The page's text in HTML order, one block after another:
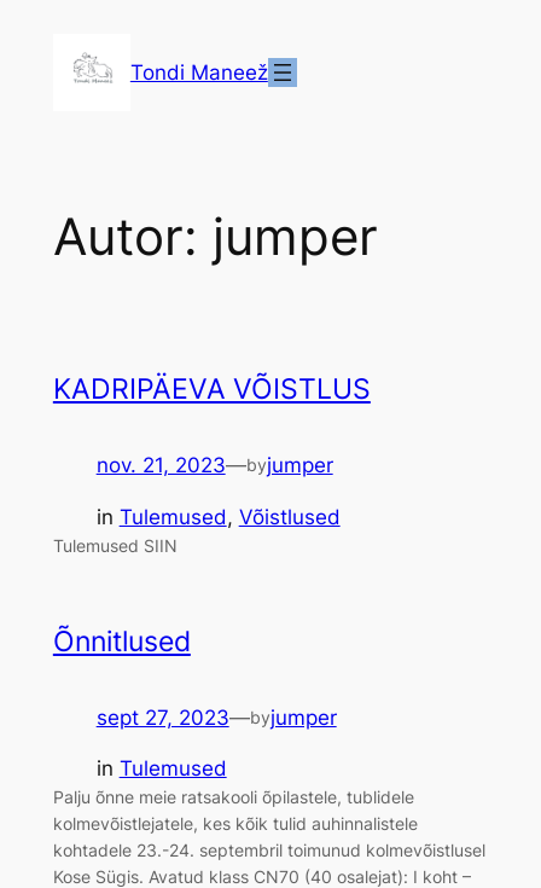
Tondi Maneež
Autor: jumper
KADRIPÄEVA VÕISTLUS
nov. 21, 2023—byjumper
in Tulemused, Võistlused
Tulemused SIIN
Õnnitlused
sept 27, 2023—byjumper
in Tulemused
Palju õnne meie ratsakooli õpilastele, tublidele
kolmevõistlejatele, kes kõik tulid auhinnalistele
kohtadele 23.-24. septembril toimunud kolmevõistlusel
Kose Sügis. Avatud klass CN70 (40 osalejat): I koht –